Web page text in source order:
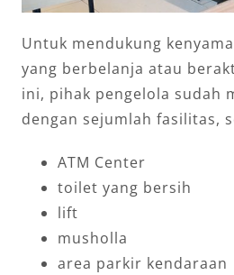
Untuk mendukung
yang berbelanja atau
ini, pihak pengelola sudah
dengan sejumlah fasilitas,
ATM Center
toilet yang bersih
lift
musholla
area parkir kendaraan